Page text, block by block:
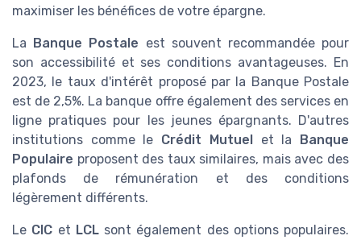
maximiser les bénéfices de votre épargne.
La Banque Postale est souvent recommandée pour
son accessibilité et ses conditions avantageuses. En
2023, le taux d'intérêt proposé par la Banque Postale
est de 2,5%. La banque offre également des services en
ligne pratiques pour les jeunes épargnants. D'autres
institutions comme le Crédit Mutuelet la Banque
Populaire proposent des taux similaires, mais avec des
plafonds de rémunération et des conditions
légèrement différents.
Le CIC et LCLsont également des options populaires.